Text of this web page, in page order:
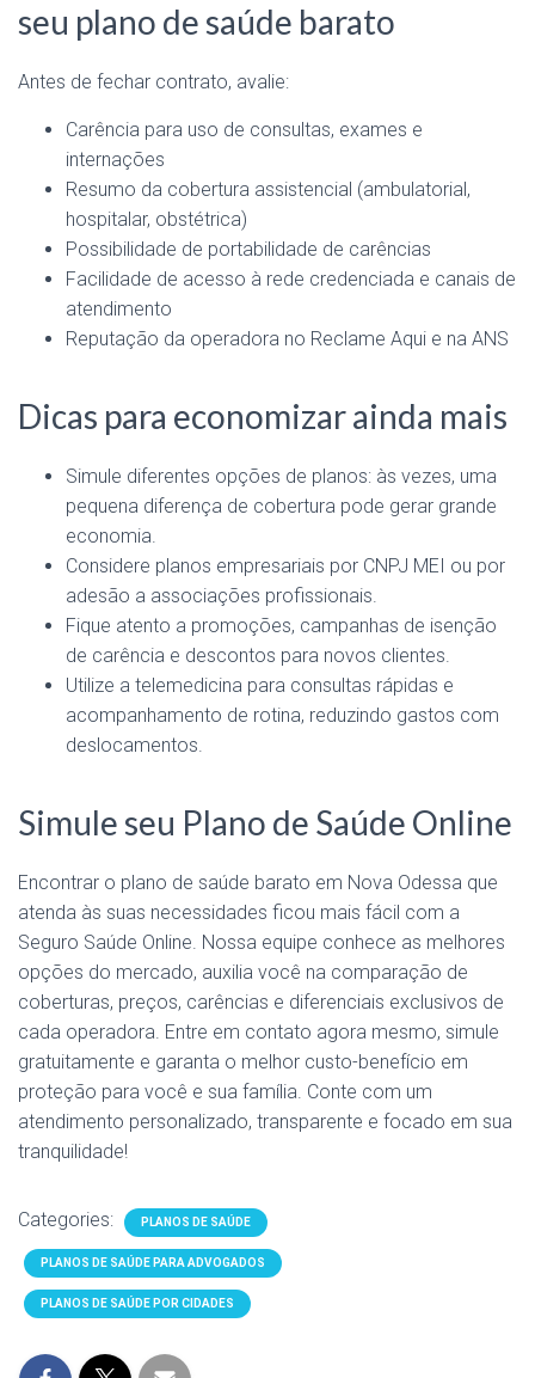
seu plano de saúde barato
Antes de fechar contrato, avalie:
Carência para uso de consultas, exames e
internações
Resumo da cobertura assistencial (ambulatorial,
hospitalar, obstétrica)
Possibilidade de portabilidade de carências
Facilidade de acesso à rede credenciada e canais de
atendimento
Reputação da operadora no Reclame Aqui e na ANS
Dicas para economizar ainda mais
Simule diferentes opções de planos: às vezes, uma
pequena diferença de cobertura pode gerar grande
economia.
Considere planos empresariais por CNPJ MEI ou por
adesão a associações profissionais.
Fique atento a promoções, campanhas de isenção
de carência e descontos para novos clientes.
Utilize a telemedicina para consultas rápidas e
acompanhamento de rotina, reduzindo gastos com
deslocamentos.
Simule seu Plano de Saúde Online
Encontrar o plano de saúde barato em Nova Odessa que
atenda às suas necessidades ficou mais fácil com a
Seguro Saúde Online. Nossa equipe conhece as melhores
opções do mercado, auxilia você na comparação de
coberturas, preços, carências e diferenciais exclusivos de
cada operadora. Entre em contato agora mesmo, simule
gratuitamente e garanta o melhor custo-benefício em
proteção para você e sua família. Conte com um
atendimento personalizado, transparente e focado em sua
tranquilidade!
Categories: PLANOS DE SAÚDE
PLANOS DE SAÚDE PARA ADVOGADOS
PLANOS DE SAÚDE POR CIDADES